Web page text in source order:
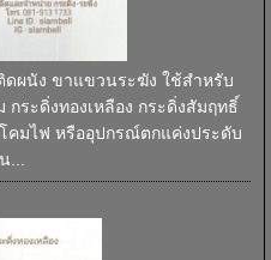
ดผนัง ขาแขวนระฆัง ใช้สำหรับ
ระดิ่งทองเหลือง กระดิ่งสัมฤทธิ์
คมไฟ หรืออุปกรณ์ตกแค่งประดับ
...